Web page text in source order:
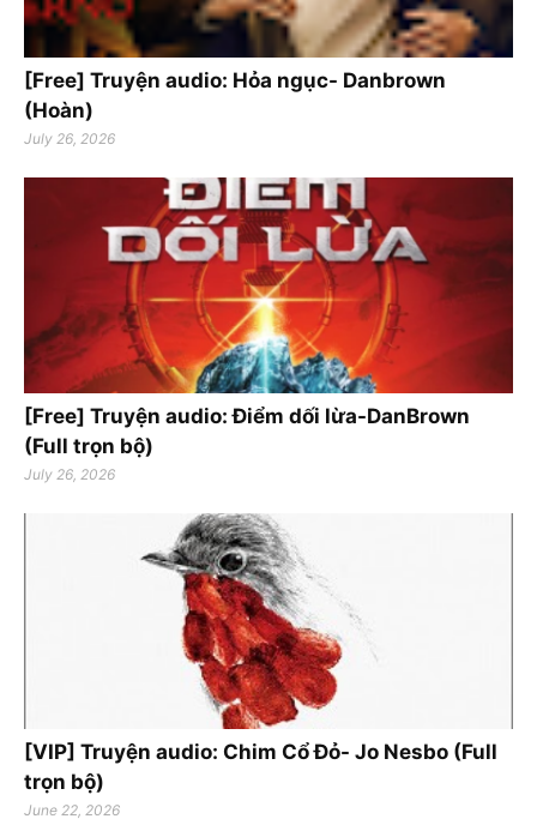
[Free] Truyện audio: Hỏa ngục- Danbrown
(Hoàn)
July 26, 2026
[Free] Truyện audio: Điểm dối lừa-DanBrown
(Full trọn bộ)
July 26, 2026
[VIP] Truyện audio: Chim Cổ Đỏ- Jo Nesbo (Full
trọn bộ)
June 22, 2026